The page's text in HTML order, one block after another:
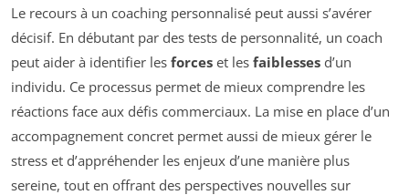
Le recours à un coaching personnalisé peut aussi s’avérer
décisif. En débutant par des tests de personnalité, un coach
peut aider à identifier les forces et les faiblesses d’un
individu. Ce processus permet de mieux comprendre les
réactions face aux défis commerciaux. La mise en place d’un
accompagnement concret permet aussi de mieux gérer le
stress et d’appréhender les enjeux d’une manière plus
sereine, tout en offrant des perspectives nouvelles sur